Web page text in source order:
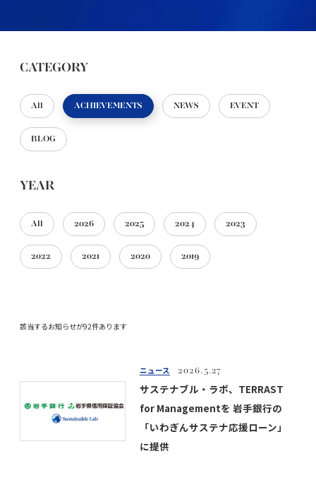
CATEGORY
All ACHIEVEMENTS NEWS EVENT
BLOG
YEAR
All 2026 2025 2024 2023
2022 2021 2020 2019
該当するお知らせが92件あります
ニュース 2026.5.27
サステナブル・ラボ、TERRAST
for Managementを 岩手銀行の
「いわぎんサステナ応援ローン」
に提供